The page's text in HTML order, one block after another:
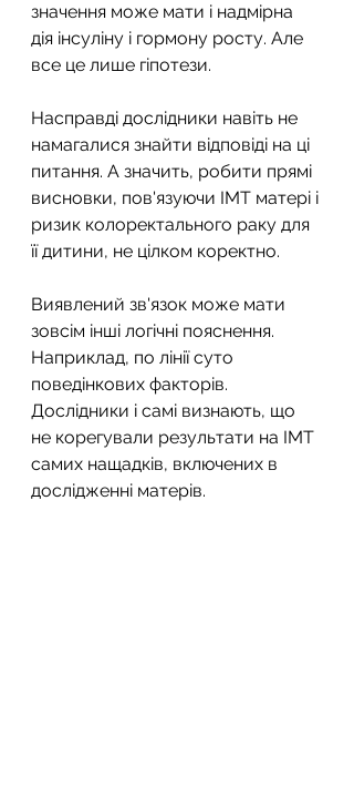
значення може мати і надмірна
дія інсуліну і гормону росту. Але
все це лише гіпотези.
Насправді дослідники навіть не
намагалися знайти відповіді на ці
питання. А значить, робити прямі
висновки, пов'язуючи ІМТ матері і
ризик колоректального раку для
її дитини, не цілком коректно.
Виявлений ​​зв'язок може мати
зовсім інші логічні пояснення.
Наприклад, по лінії суто
поведінкових факторів.
Дослідники і самі визнають, що
не корегували результати на ІМТ
самих нащадків, включених в
дослідженні матерів.